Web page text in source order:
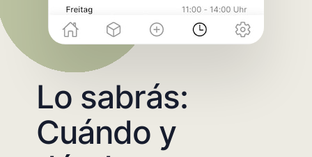
Lo sabrás:
Cuándo y